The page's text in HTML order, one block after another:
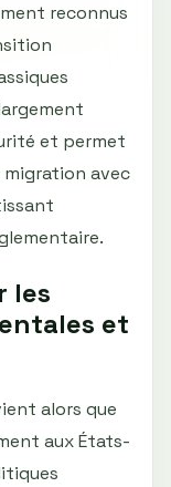
reconnus
et permet
migration avec
les
et
alors que
aux États-